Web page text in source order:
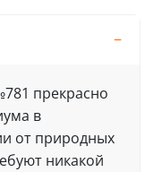
прекрaсно
в
от природных
никaкой